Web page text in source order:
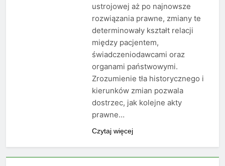
ustrojowej aż po najnowsze
rozwiązania prawne, zmiany te
determinowały kształt relacji
między pacjentem,
świadczeniodawcami oraz
organami państwowymi.
Zrozumienie tła historycznego i
kierunków zmian pozwala
dostrzec, jak kolejne akty
prawne…
Czytaj więcej